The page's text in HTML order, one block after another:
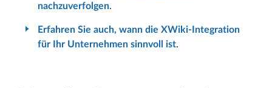
nachzuverfolgen.
Erfahren Sie auch, wann die XWiki-Integration
für Ihr Unternehmen sinnvoll ist.